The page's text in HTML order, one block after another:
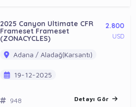
2025 Canyon Ultimate CFR
Frameset Frameset
(ZONACYCLES)
2.800
USD
Adana / Aladağ(Karsantı)
19-12-2025
948 Detayı Gör